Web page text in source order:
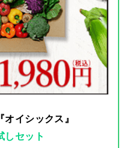
イシックス』
しセット